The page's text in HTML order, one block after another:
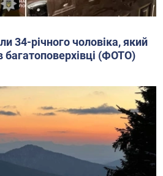
34-річного чоловіка, який
багатоповерхівці (ФОТО)